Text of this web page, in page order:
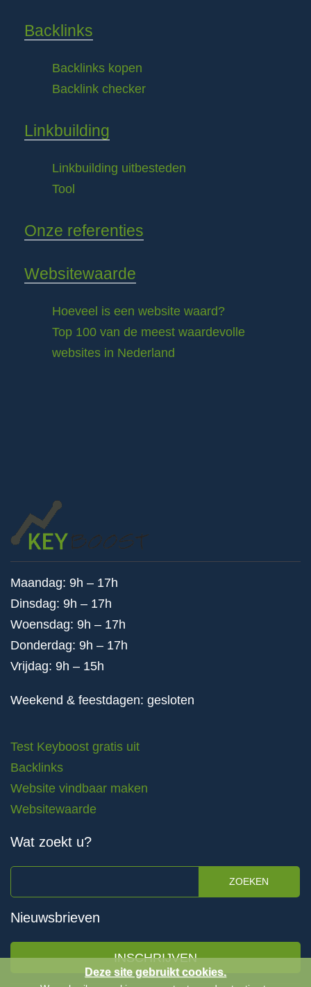
Backlinks
Backlinks kopen
Backlink checker
Linkbuilding
Linkbuilding uitbesteden
Tool
Onze referenties
Websitewaarde
Hoeveel is een website waard?
Top 100 van de meest waardevolle
websites in Nederland
Maandag: 9h – 17h
Dinsdag: 9h – 17h
Woensdag: 9h – 17h
Donderdag: 9h – 17h
Vrijdag: 9h – 15h
Weekend & feestdagen: gesloten
Test Keyboost gratis uit
Backlinks
Website vindbaar maken
Websitewaarde
Wat zoekt u?
ZOEKEN
Nieuwsbrieven
INSCHRIJVEN
Deze site gebruikt cookies.